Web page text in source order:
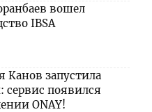
вошел
IBSA
Канов запустила
сервис появился
ONAY!